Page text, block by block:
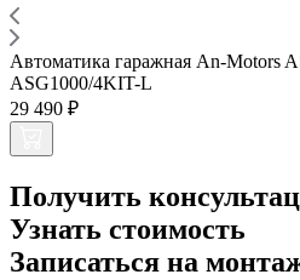
Автоматика гаражная An-Motors
ASG1000/4KIT-L
29 490 ₽
Получить
Узнать стоимость
Записаться на